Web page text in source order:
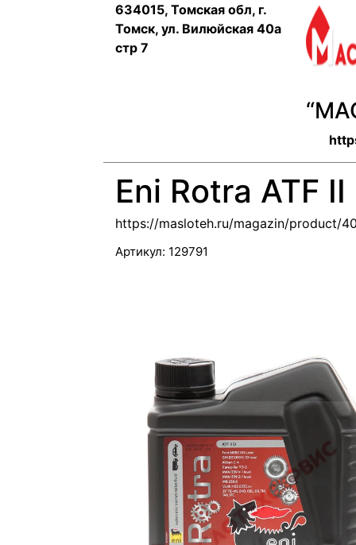
634015, Томская обл, г.
Томск, ул. Вилюйская 40а
стр 7
Eni Rotra ATF II
https://masloteh.ru/magazin/product/
Артикул: 129791